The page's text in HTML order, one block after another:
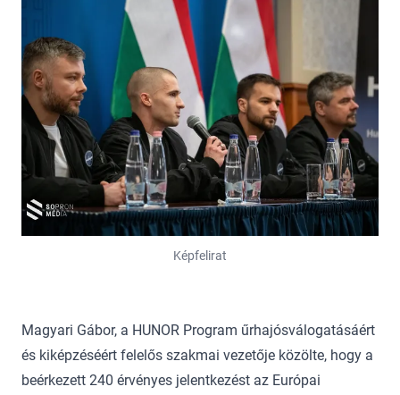
Képfelirat
Magyari Gábor, a HUNOR Program űrhajósválogatásáért
és kiképzéséért felelős szakmai vezetője közölte, hogy a
beérkezett 240 érvényes jelentkezést az Európai